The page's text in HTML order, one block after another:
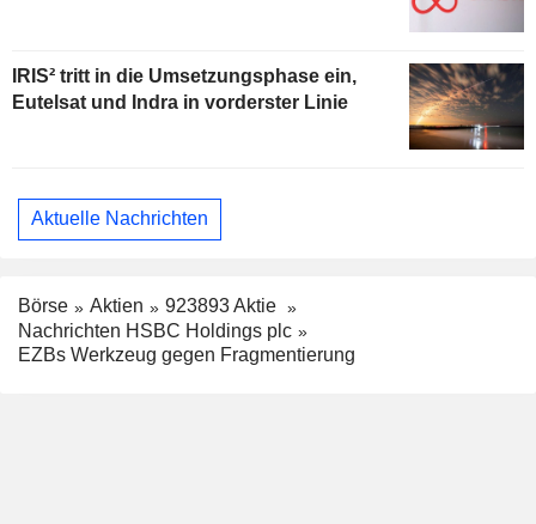
IRIS² tritt in die Umsetzungsphase ein,
Eutelsat und Indra in vorderster Linie
Aktuelle Nachrichten
Börse Aktien
923893 Aktie
Nachrichten HSBC Holdings plc
EZBs Werkzeug gegen Fragmentierung